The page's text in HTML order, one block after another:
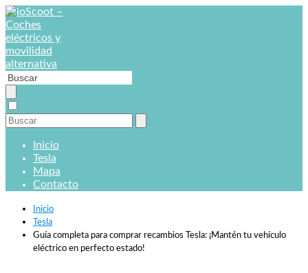
Inicio
Tesla
Mapa
Contacto
Inicio
Tesla
Guía completa para comprar recambios Tesla: ¡Mantén tu vehículo
eléctrico en perfecto estado!